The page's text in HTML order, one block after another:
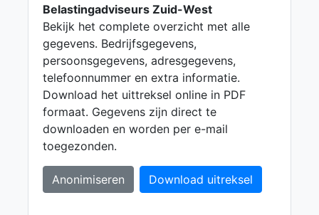
Belastingadviseurs Zuid-West
Bekijk het complete overzicht met alle
gegevens. Bedrijfsgegevens,
persoonsgegevens, adresgegevens,
telefoonnummer en extra informatie.
Download het uittreksel online in PDF
formaat. Gegevens zijn direct te
downloaden en worden per e-mail
toegezonden.
Anonimiseren Download uitreksel